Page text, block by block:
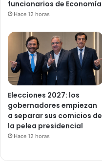
funcionarios de Economía
Hace 12 horas
Elecciones 2027: los
gobernadores empiezan
a separar sus comicios de
la pelea presidencial
Hace 12 horas